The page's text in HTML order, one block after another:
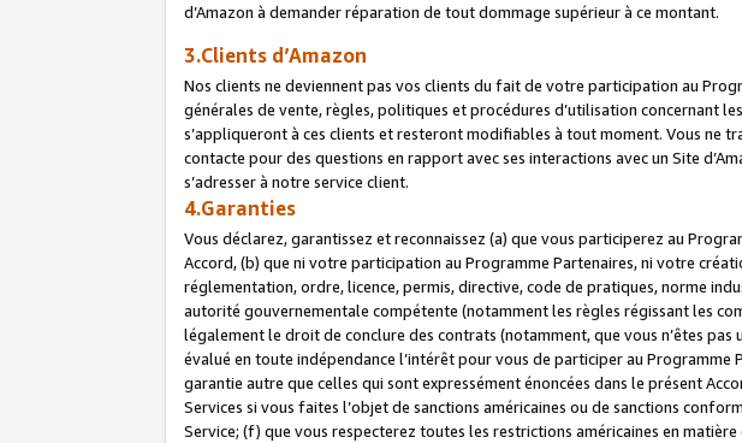
d’Amazon à demander réparation de tout dommage supérieur à ce montant.
3.Clients d’Amazon
Nos clients ne deviennent pas vos clients du fait de votre participation au
générales de vente, règles, politiques et procédures d’utilisation concernant
s’appliqueront à ces clients et resteront modifiables à tout moment. Vous ne
contacte pour des questions en rapport avec ses interactions avec un Site
s’adresser à notre service client.
4.Garanties
Vous déclarez, garantissez et reconnaissez (a) que vous participerez au
Accord, (b) que ni votre participation au Programme Partenaires, ni votre
réglementation, ordre, licence, permis, directive, code de pratiques, norme
autorité gouvernementale compétente (notamment les règles régissant les
légalement le droit de conclure des contrats (notamment, que vous n’êtes
évalué en toute indépendance l’intérêt pour vous de participer au
garantie autre que celles qui sont expressément énoncées dans le présent
Services si vous faites l’objet de sanctions américaines ou de sanctions
Service; (f) que vous respecterez toutes les restrictions américaines en